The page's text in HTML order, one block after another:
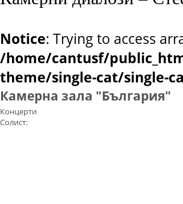
Notice: Trying to access
/home/cantusf/
theme/single-cat/single-
Камерна зала "България"
Концерти
Солист: